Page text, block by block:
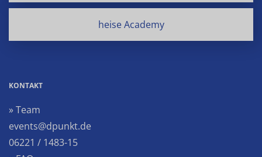
heise Academy
KONTAKT
» Team
events@dpunkt.de
06221 / 1483-15